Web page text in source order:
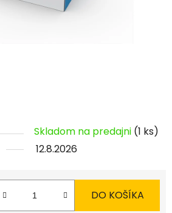
Skladom na predajni (1 ks)
12.8.2026
DO KOŠÍKA